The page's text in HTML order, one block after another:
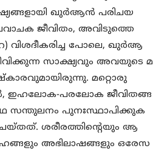
ഖുര്‍ആന്‍ പരിചയ
ജീവിതം, അവിടുത്തെ
വിശദീകരിച്ച പോലെ, ഖുര്‍ആ
സാക്ഷ്യവും അവയുടെ മ
മറ്റൊരു
ഇഹലോക-പരലോക ജീവിതങ്ങ
സന്തുലനം പുനഃസ്ഥാപിക്കുക
ശരീരത്തിന്‍റെയും ആ
അഭിലാഷങ്ങളും ഒരേസ